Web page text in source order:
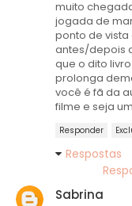
muito
jogada de
ponto de
antes/depois
que o dito
prolonga
você é fã da
filme e seja
Responder
Respostas
Sabrina